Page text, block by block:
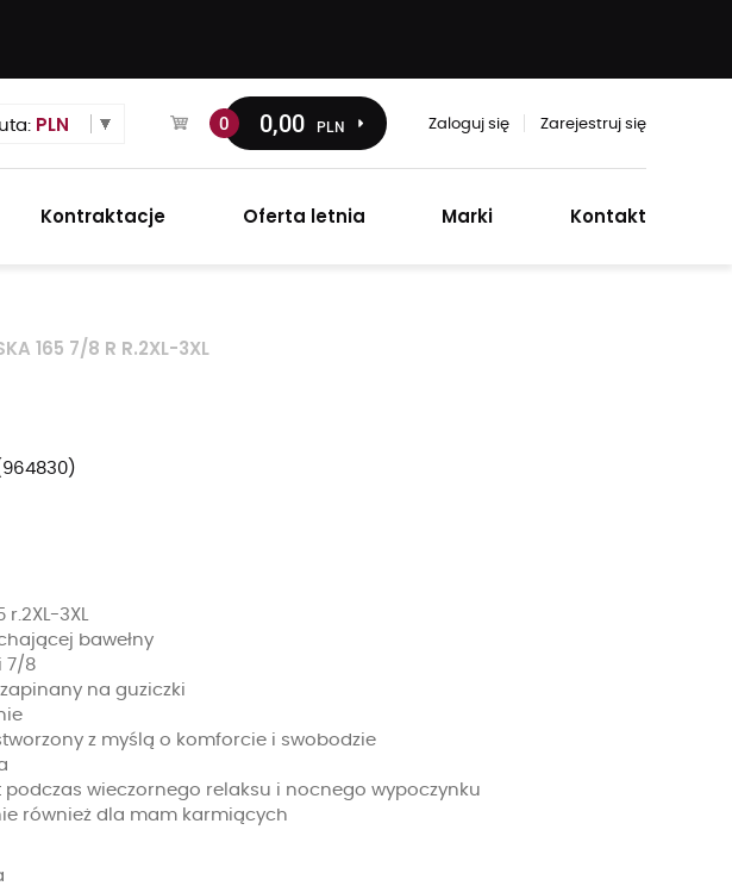
PLN 0 0,00 PLN Zaloguj się Zarejestruj się
Kontraktacje Oferta letnia Marki Kontakt
165 7/8 R R.2XL-3XL
964830
r.2XL-3XL
bawełny
7/8
na guziczki
z myślą o komforcie i swobodzie
wieczornego relaksu i nocnego wypoczynku
również dla mam karmiących